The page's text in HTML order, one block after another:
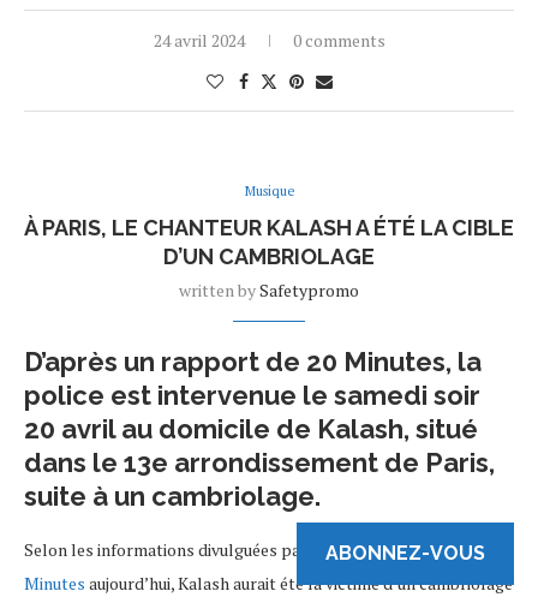
24 avril 2024 0 comments
Musique
À PARIS, LE CHANTEUR KALASH A ÉTÉ LA CIBLE
D’UN CAMBRIOLAGE
written bySafetypromo
D’après un rapport de 20 Minutes, la
police est intervenue le samedi soir
20 avril au domicile de Kalash, situé
dans le 13e arrondissement de Paris,
suite à un cambriolage.
Selon les informations divulguées par nos collègues de20
Minutes aujourd’hui, Kalash aurait été la victime d’un cambriolage
ABONNEZ-VOUS